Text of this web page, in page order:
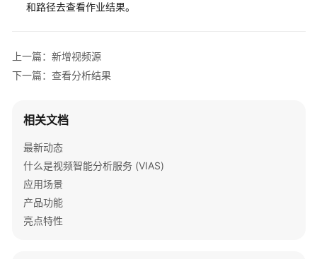
和路径去查看作业结果。
上一篇：新增视频源
下一篇：查看分析结果
相关文档
最新动态
什么是视频智能分析服务 (VIAS)
应用场景
产品功能
亮点特性